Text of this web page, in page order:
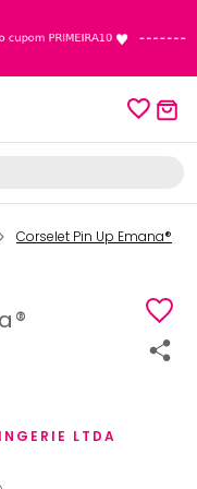
Corselet Pin Up Emana®
LTDA